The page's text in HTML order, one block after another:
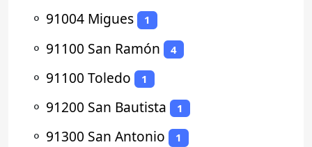
⚬ 91004 Migues 1
⚬ 91100 San Ramón 4
⚬ 91100 Toledo 1
⚬ 91200 San Bautista 1
⚬ 91300 San Antonio 1